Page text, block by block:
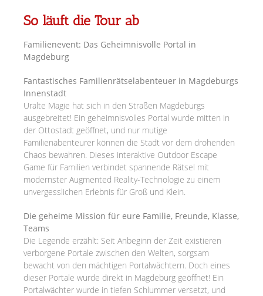
So läuft die Tour ab
Familienevent: Das Geheimnisvolle Portal in
Magdeburg
Fantastisches Familienrätselabenteuer in Magdeburgs
Innenstadt
Uralte Magie hat sich in den Straßen Magdeburgs
ausgebreitet! Ein geheimnisvolles Portal wurde mitten in
der Ottostadt geöffnet, und nur mutige
Familienabenteurer können die Stadt vor dem drohenden
Chaos bewahren. Dieses interaktive Outdoor Escape
Game für Familien verbindet spannende Rätsel mit
modernster Augmented Reality-Technologie zu einem
unvergesslichen Erlebnis für Groß und Klein.
Die geheime Mission für eure Familie, Freunde, Klasse,
Teams
Die Legende erzählt: Seit Anbeginn der Zeit existieren
verborgene Portale zwischen den Welten, sorgsam
bewacht von den mächtigen Portalwächtern. Doch eines
dieser Portale wurde direkt in Magdeburg geöffnet! Ein
Portalwächter wurde in tiefen Schlummer versetzt, und